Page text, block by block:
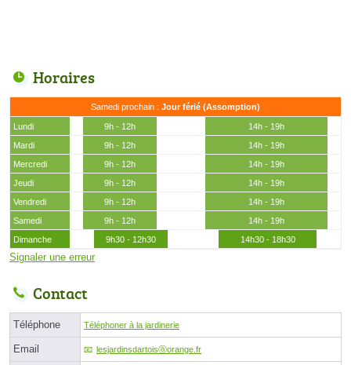
Horaires
Samedi prochain : Jour férié (Assomption)
Lundi 9h - 12h
14h - 19h
Mardi
9h - 12h
14h - 19h
Mercredi
9h - 12h
14h - 19h
Jeudi
9h - 12h
14h - 19h
Vendredi
9h - 12h
14h - 19h
Samedi
9h - 12h
14h - 19h
Dimanche
9h30 - 12h30 14h30 - 18h30
Signaler une erreur
Contact
Téléphone Téléphoner à la jardinerie
Email lesjardinsdartoisⓐorange.fr